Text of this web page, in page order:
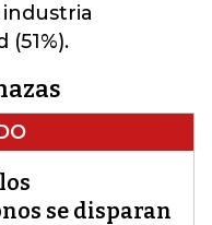
industria
se disparan